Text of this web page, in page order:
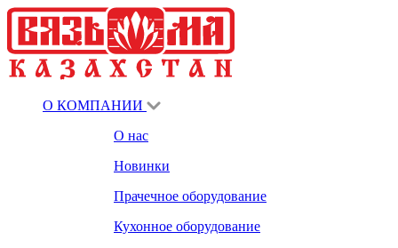
О КОМПАНИИ
О нас
Новинки
Прачечное оборудование
Кухонное оборудование